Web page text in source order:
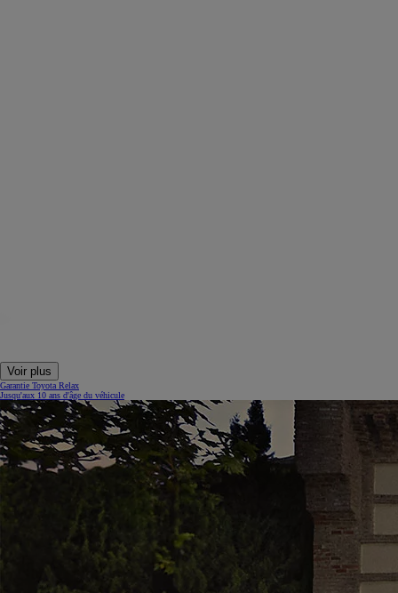
Voir plus
Garantie Toyota Relax
Jusqu'aux 10 ans d'âge du véhicule